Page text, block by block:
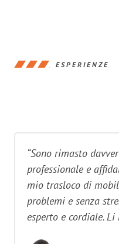
ESPERIENZE
“Sono rimasto
professionale e
mio trasloco di
problemi e senza
esperto e cordiale. Li